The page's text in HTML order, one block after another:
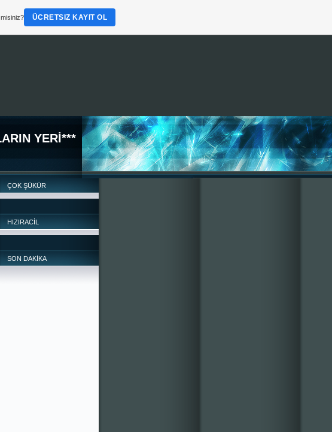
YERİ***
ÇOK ŞÜKÜR
HIZIRACİL
SON DAKİKA
ÜCRETSIZ KAYIT OL